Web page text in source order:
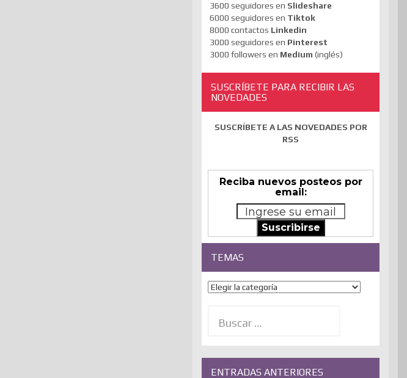
3600 seguidores en Slideshare
6000 seguidores en Tiktok
8000 contactos Linkedin
3000 seguidores en Pinterest
3000 followers en Medium (inglés)
SUSCRÍBETE PARA RECIBIR LAS
NOVEDADES
SUSCRÍBETE A LAS NOVEDADES POR
RSS
Reciba nuevos posteos por
email:
Suscribirse
TEMAS
Temas
ENTRADAS ANTERIORES